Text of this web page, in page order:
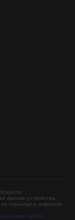
данные устройства,
странице и цифровой
Yandex